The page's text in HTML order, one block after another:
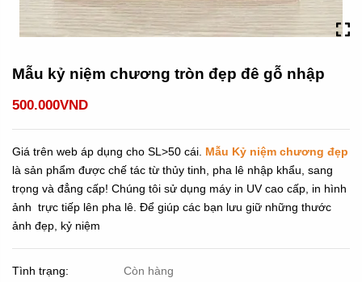
Mẫu kỷ niệm chương tròn đẹp đê gỗ nhập
500.000VND
Giá trên web áp dụng cho SL>50 cái. Mẫu Kỷ niệm chương đẹp
là sản phẩm được chế tác từ thủy tinh, pha lê nhập khẩu, sang
trọng và đẳng cấp! Chúng tôi sử dụng máy in UV cao cấp, in hình
ảnh trực tiếp lên pha lê. Để giúp các bạn lưu giữ những thước
ảnh đẹp, kỷ niệm
Tình trạng: Còn hàng